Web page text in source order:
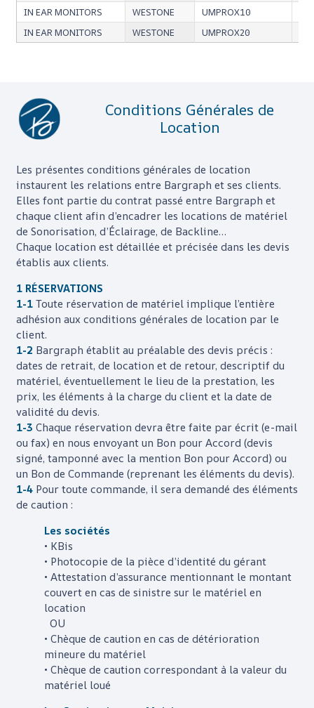
IN EAR MONITORS
WESTONE UMPROX10
IN EAR MONITORS
WESTONE UMPROX20
Conditions Générales de
Location
Les présentes conditions générales de location
instaurent les relations entre Bargraphet ses clients.
Elles font partie du contrat passé entre Bargraphet
chaque client afin d’encadrer les locations de matériel
de Sonorisation, d’Éclairage, de Backline…
Chaque location est détaillée et précisée dans les devis
établis aux clients.
1 RÉSERVATIONS
1-1 Toute réservation de matériel implique l’entière
adhésion aux conditions générales de location par le
client.
1-2 Bargraphétablit au préalable des devis précis :
dates de retrait, de location et de retour, descriptif du
matériel, éventuellement le lieu de la prestation, les
prix, les éléments à la charge du client et la date de
validité du devis.
1-3 Chaque réservation devra être faite par écrit (e-mail
ou fax) en nous envoyant un Bon pour Accord (devis
signé, tamponné avec la mention Bon pour Accord) ou
un Bon de Commande (reprenant les éléments du devis).
1-4 Pour toute commande, il sera demandé des éléments
de caution :
Les sociétés
• KBis
• Photocopie de la pièce d’identité du gérant
• Attestation d’assurance mentionnant le montant
couvert en cas de sinistre sur le matériel en
location
OU
• Chèque de caution en cas de détérioration
mineure du matériel
• Chèque de caution correspondant à la valeur du
matériel loué